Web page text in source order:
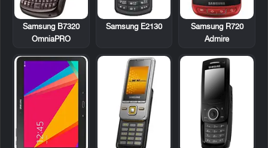
Samsung R720
Admire
Samsung E2130
Samsung B7320
OmniaPRO